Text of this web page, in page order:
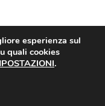
esperienza sul
quali cookies
.